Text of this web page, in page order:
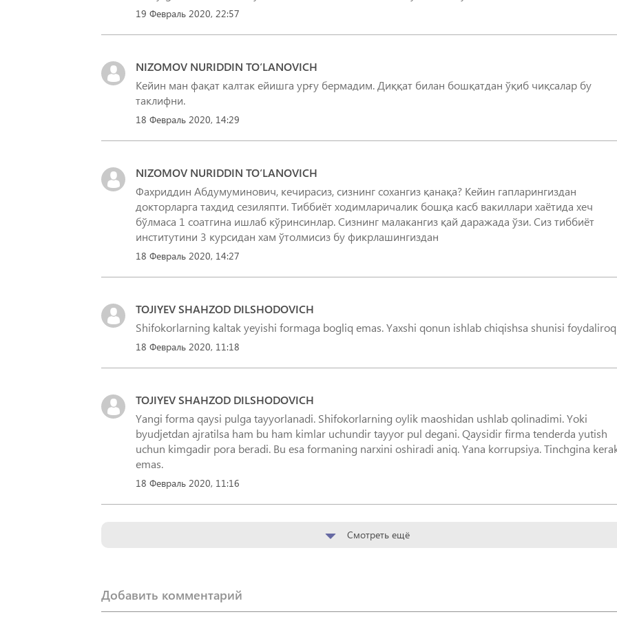
19 Февраль 2020, 22:57
NIZOMOV NURIDDIN TO‘LANOVICH
Кейин ман фақат калтак ейишга урғу бермадим. Диққат билан бошқатдан ўқиб чиқсалар бу
таклифни.
18 Февраль 2020, 14:29
NIZOMOV NURIDDIN TO‘LANOVICH
Фахриддин Абдумуминович, кечирасиз, сизнинг сохангиз қанақа? Кейин гапларингиздан
докторларга тахдид сезиляпти. Тиббиёт ходимларичалик бошқа касб вакиллари хаётида хеч
бўлмаса 1 соатгина ишлаб кўринсинлар. Сизнинг малакангиз қай даражада ўзи. Сиз тиббиёт
институтини 3 курсидан хам ўтолмисиз бу фикрлашингиздан
18 Февраль 2020, 14:27
TOJIYEV SHAHZOD DILSHODOVICH
Shifokorlarning kaltak yeyishi formaga bogliq emas. Yaxshi qonun ishlab chiqishsa shunisi
18 Февраль 2020, 11:18
TOJIYEV SHAHZOD DILSHODOVICH
Yangi forma qaysi pulga tayyorlanadi. Shifokorlarning oylik maoshidan ushlab qolinadimi. Yoki
byudjetdan ajratilsa ham bu ham kimlar uchundir tayyor pul degani. Qaysidir firma tenderda yutish
uchun kimgadir pora beradi. Bu esa formaning narxini oshiradi aniq. Yana korrupsiya. Tinchgina
emas.
18 Февраль 2020, 11:16
Смотреть ещё
Добавить комментарий